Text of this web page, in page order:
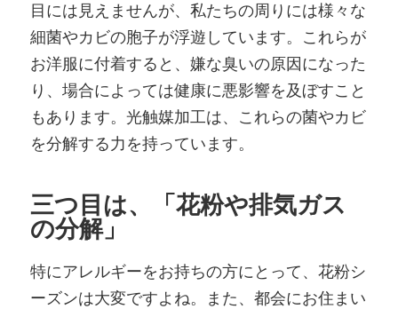
目には見えませんが、私たちの周りには様々な
細菌やカビの胞子が浮遊しています。これらが
お洋服に付着すると、嫌な臭いの原因になった
り、場合によっては健康に悪影響を及ぼすこと
もあります。光触媒加工は、これらの菌やカビ
を分解する力を持っています。
三つ目は、「花粉や排気ガス
の分解」
特にアレルギーをお持ちの方にとって、花粉シ
ーズンは大変ですよね。また、都会にお住まい